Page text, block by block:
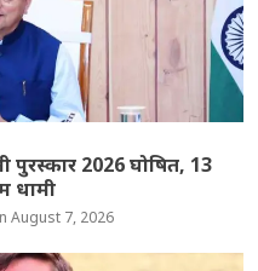
2026 घोषित, 13
धामी
August 7, 2026